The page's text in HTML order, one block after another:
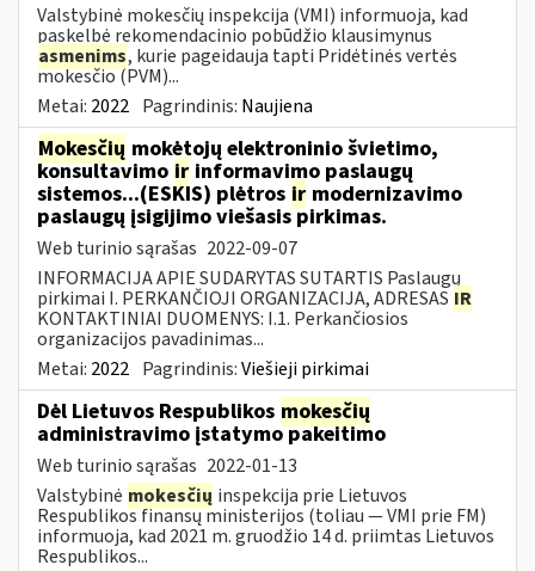
Valstybinė mokesčių inspekcija (VMI) informuoja, kad
paskelbė rekomendacinio pobūdžio klausimynus
asmenims, kurie pageidauja tapti Pridėtinės vertės
mokesčio (PVM)...
Metai: 2022 Pagrindinis: Naujiena
Mokesčių mokėtojų elektroninio švietimo,
konsultavimo ir informavimo paslaugų
sistemos...(ESKIS) plėtros ir modernizavimo
paslaugų įsigijimo viešasis pirkimas.
Web turinio sąrašas 2022-09-07
INFORMACIJA APIE SUDARYTAS SUTARTIS Paslaugų
pirkimai I. PERKANČIOJI ORGANIZACIJA, ADRESAS IR
KONTAKTINIAI DUOMENYS: I.1. Perkančiosios
organizacijos pavadinimas...
Metai: 2022 Pagrindinis:Viešieji pirkimai
Dėl Lietuvos Respublikos mokesčių
administravimo įstatymo pakeitimo
Web turinio sąrašas 2022-01-13
Valstybinė mokesčių inspekcija prie Lietuvos
Respublikos finansų ministerijos (toliau — VMI prie FM)
informuoja, kad 2021 m. gruodžio 14 d. priimtas Lietuvos
Respublikos...